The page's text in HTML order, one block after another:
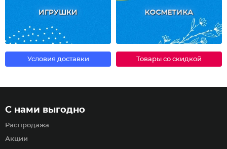
ИГРУШКИ КОСМЕТИКА
Условия доставки Товары со скидкой
С нами выгодно
Распродажа
Акции